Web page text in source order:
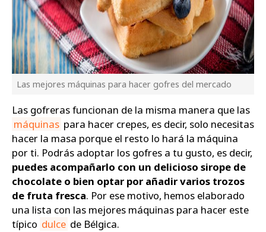
Las mejores máquinas para hacer gofres del mercado
Las gofreras funcionan de la misma manera que las
máquinas para hacer crepes, es decir, solo necesitas
hacer la masa porque el resto lo hará la máquina
por ti. Podrás adoptar los gofres a tu gusto, es decir,
puedes acompañarlo con un delicioso sirope de
chocolate o bien optar por añadir varios trozos
de fruta fresca. Por ese motivo, hemos elaborado
una lista con las mejores máquinas para hacer este
típico dulce de Bélgica.